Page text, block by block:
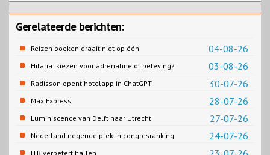
Gerelateerde berichten:
04-08-26
Reizen boeken draait niet op één
contentbron
03-08-26
Hilaria: kiezen voor adrenaline of beleving?
30-07-26
Radisson opent hotelapp in ChatGPT
28-07-26
Max Express
27-07-26
Luminiscence van Delft naar Utrecht
24-07-26
Nederland negende plek in congresranking
ITB verbetert hallen